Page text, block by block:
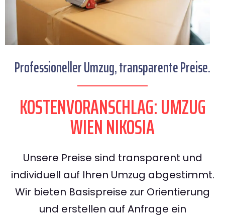
Professioneller Umzug, transparente Preise.
KOSTENVORANSCHLAG: UMZUG
WIEN NIKOSIA
Unsere Preise sind transparent und
individuell auf Ihren Umzug abgestimmt.
Wir bieten Basispreise zur Orientierung
und erstellen auf Anfrage ein